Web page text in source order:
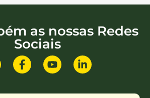
as nossas Redes
Sociais